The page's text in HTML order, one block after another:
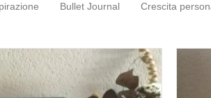
Bullet Journal Crescita